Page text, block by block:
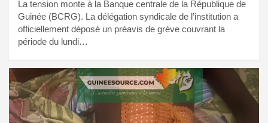
La tension monte à la Banque centrale de la République de
Guinée (BCRG). La délégation syndicale de l’institution a
officiellement déposé un préavis de grève couvrant la
période du lundi…